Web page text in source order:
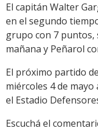
El capitán Walter
en el segundo
grupo con 7 puntos,
mañana y Peñarol
El próximo partido
miércoles 4 de
el Estadio
Escuchá el